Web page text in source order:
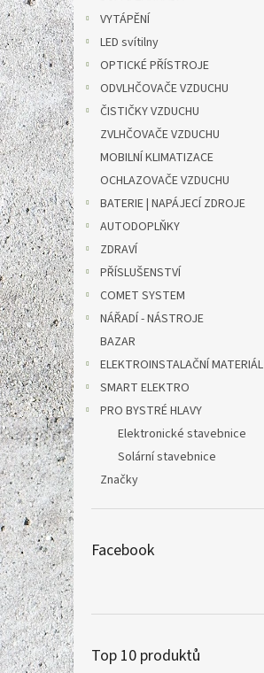
VYTÁPĚNÍ
LED svítilny
OPTICKÉ PŘÍSTROJE
ODVLHČOVAČE VZDUCHU
ČISTIČKY VZDUCHU
ZVLHČOVAČE VZDUCHU
MOBILNÍ KLIMATIZACE
OCHLAZOVAČE VZDUCHU
BATERIE | NAPÁJECÍ ZDROJE
AUTODOPLŇKY
ZDRAVÍ
PŘÍSLUŠENSTVÍ
COMET SYSTEM
NÁŘADÍ - NÁSTROJE
BAZAR
ELEKTROINSTALAČNÍ MATERIÁL
SMART ELEKTRO
PRO BYSTRÉ HLAVY
Elektronické stavebnice
Solární stavebnice
Značky
Facebook
Top 10 produktů